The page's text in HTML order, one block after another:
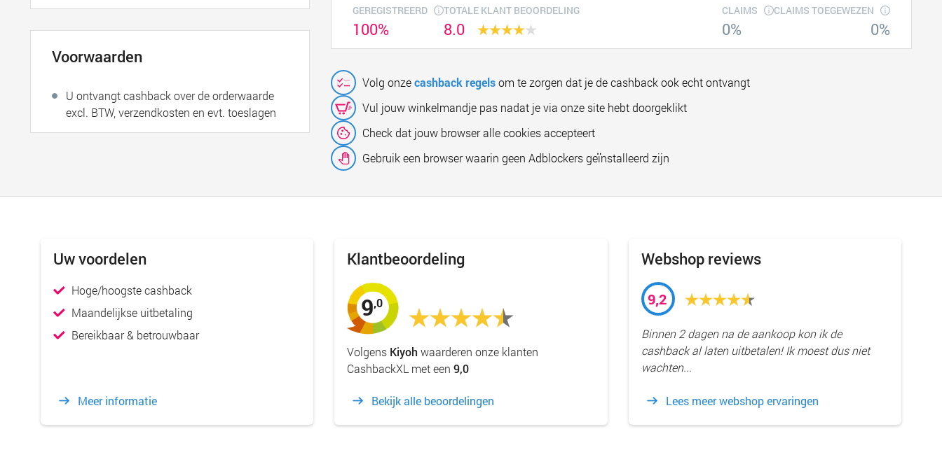
GEREGISTREERD
100%
TOTALE KLANT BEOORDELING
8.0
CLAIMS
0%
CLAIMS TOEGEWEZEN
0%
Volg onzecashback regelsom te zorgen dat je de cashback ook echt ontvangt
Vul jouw winkelmandje pas nadat je via onze site hebt doorgeklikt
Check dat jouw browser alle cookies accepteert
Gebruik een browser waarin geen Adblockers geïnstalleerd zijn
Voorwaarden
U ontvangt cashback over de orderwaarde
excl. BTW, verzendkosten en evt. toeslagen
Uw voordelen
Hoge/hoogste cashback
Maandelijkse uitbetaling
Bereikbaar & betrouwbaar
Meer informatie
Klantbeoordeling
9,0
Volgens Kiyoh waarderen onze klanten
CashbackXL met een9,0
Bekijk alle beoordelingen
Webshop reviews
9,2
Binnen 2 dagen na de aankoop kon ik de
cashback al laten uitbetalen! Ik moest dus niet
wachten...
Lees meer webshop ervaringen